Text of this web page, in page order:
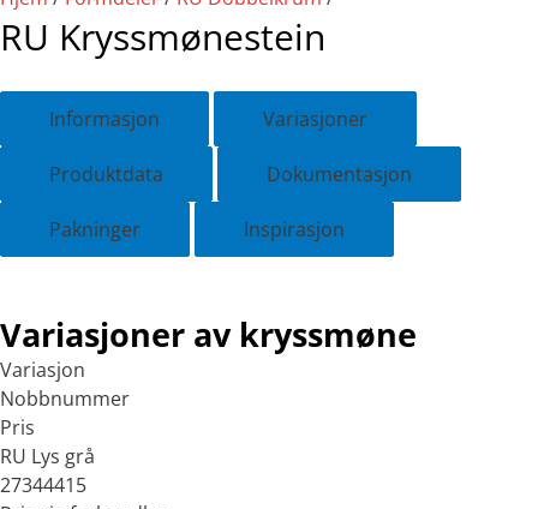
RU Kryssmønestein
Informasjon
Variasjoner
Produktdata
Dokumentasjon
Pakninger
Inspirasjon
Variasjoner av kryssmøne
Variasjon
Nobbnummer
Pris
RU Lys grå
27344415